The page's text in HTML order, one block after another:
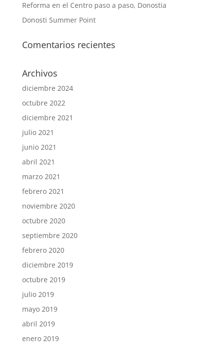
Reforma en el Centro paso a paso, Donostia
Donosti Summer Point
Comentarios recientes
Archivos
diciembre 2024
octubre 2022
diciembre 2021
julio 2021
junio 2021
abril 2021
marzo 2021
febrero 2021
noviembre 2020
octubre 2020
septiembre 2020
febrero 2020
diciembre 2019
octubre 2019
julio 2019
mayo 2019
abril 2019
enero 2019